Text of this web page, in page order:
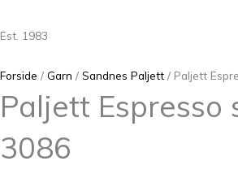
Est. 1983
Forside / Garn / Sandnes Paljett / Paljett
Paljett Espresso
3086